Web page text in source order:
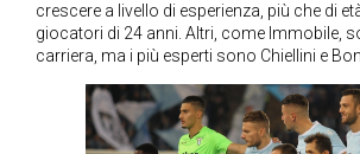
crescere a livello di esperienza, più che di
giocatori di 24 anni. Altri, come Immobile,
carriera, ma i più esperti sono Chiellini e